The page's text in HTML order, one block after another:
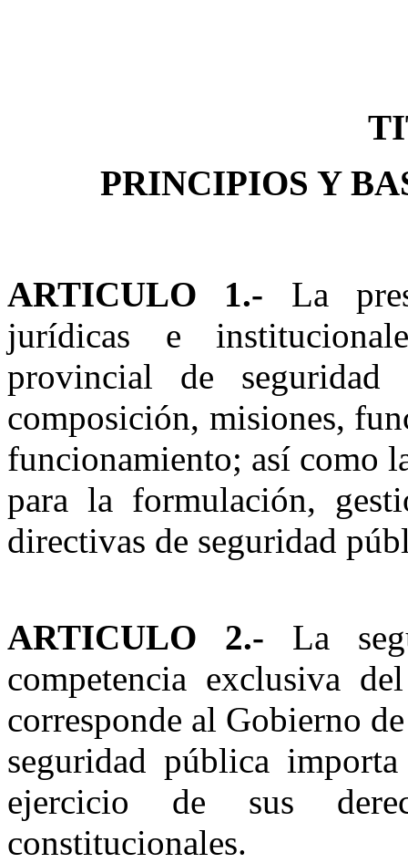
PRINCIPIOS Y
ARTICULO 1.- La
jurídicas e
provincial de
composición, misiones,
funcionamiento; así como
para la formulación,
directivas de seguridad
ARTICULO 2.- La
competencia exclusiva
corresponde al Gobierno
seguridad pública
ejercicio de sus
constitucionales.